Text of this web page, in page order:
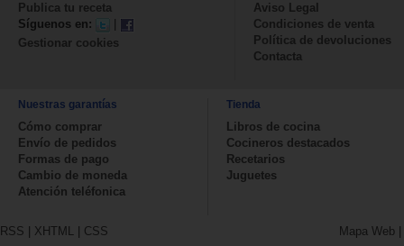
Publica tu receta
Síguenos en:
Gestionar cookies
Aviso Legal
Condiciones de venta
Política de devoluciones
Contacta
Nuestras garantías
Cómo comprar
Envío de pedidos
Formas de pago
Cambio de moneda
Atención teléfonica
Tienda
Libros de cocina
Cocineros destacados
Recetarios
Juguetes
RSS XHTML CSS Mapa Web